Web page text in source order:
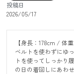
投稿日
2026/05/17
【身長：178cm / 体
ベルトを使わずにゆ
トを使ってしっかり
の日の着回しにあわ